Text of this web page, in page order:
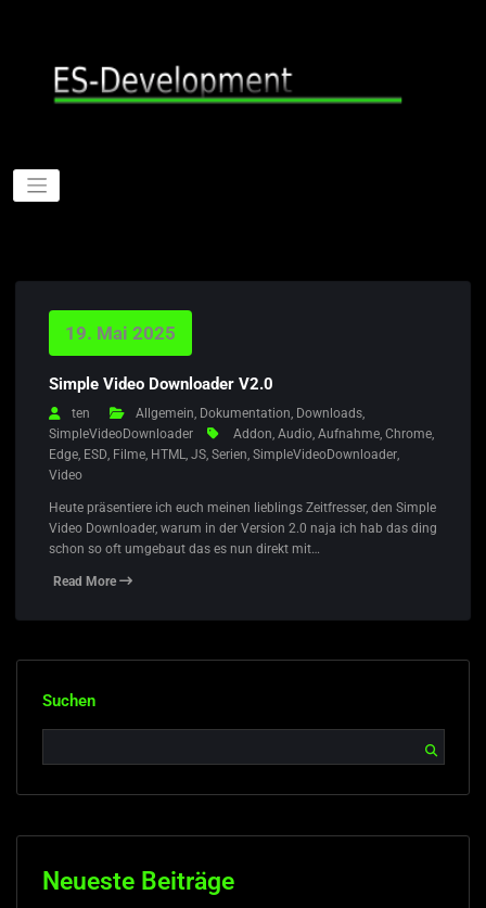
19. Mai 2025
Simple Video Downloader V2.0
ten Allgemein, Dokumentation, Downloads,
SimpleVideoDownloader
Addon, Audio, Aufnahme, Chrome,
Edge, ESD, Filme, HTML, JS, Serien, SimpleVideoDownloader,
Video
Heute präsentiere ich euch meinen lieblings Zeitfresser, den Simple
Video Downloader, warum in der Version 2.0 naja ich hab das ding
schon so oft umgebaut das es nun direkt mit…
Read More
Suchen
Neueste Beiträge